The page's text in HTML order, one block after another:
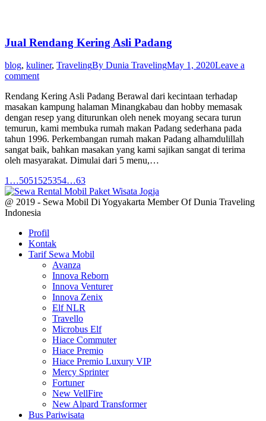
Jual Rendang Kering Asli Padang
blog, kuliner, TravelingBy Dunia TravelingMay 1, 2020Leave a
comment
Rendang Kering Asli Padang Berawal dari kecintaan terhadap
masakan kampung halaman Minangkabau dan hobby memasak
dengan resep yang diturunkan oleh nenek moyang secara turun
temurun, kami membuka rumah makan Padang sederhana pada
tahun 1996. Perkembangan rumah makan Padang alhamdulillah
sangat baik, bahkan masakan yang kami sajikan sangat di terima
oleh masyarakat. Dimulai dari 5 menu,…
1 …5051 525354…63
@ 2019 - Sewa Mobil Di Yogyakarta Member Of Dunia Traveling
Indonesia
Profil
Kontak
Tarif Sewa Mobil
Avanza
Innova Reborn
Innova Venturer
Innova Zenix
Elf NLR
Travello
Microbus Elf
Hiace Commuter
Hiace Premio
Hiace Premio Luxury VIP
Mercy Sprinter
Fortuner
New VellFire
New Alpard Transformer
Bus Pariwisata